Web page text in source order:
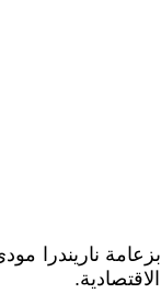
ناريندرا